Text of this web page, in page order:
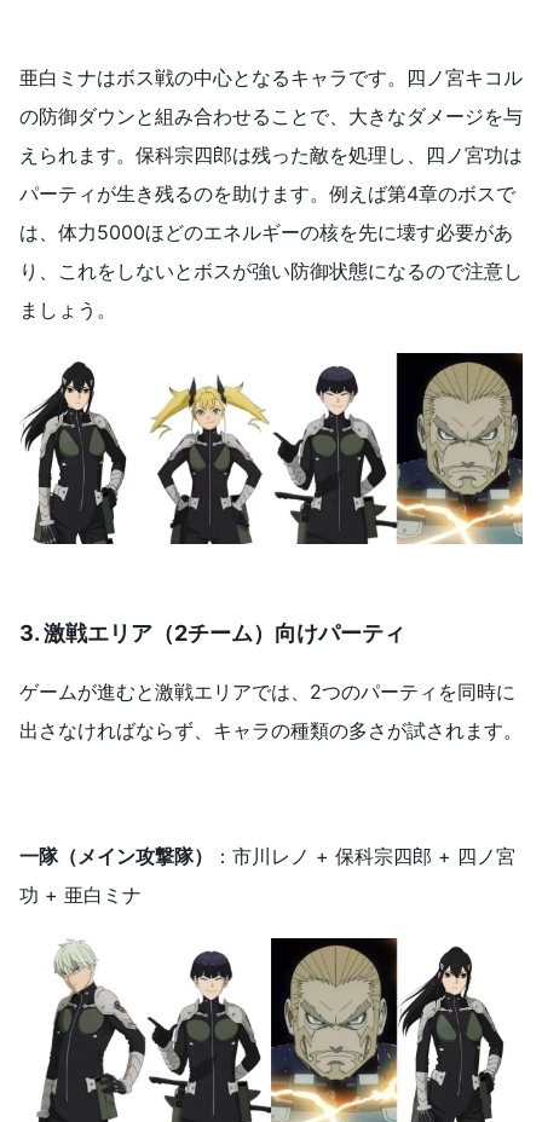
亜白ミナはボス戦の中心となるキャラです。四ノ宮キコル
の防御ダウンと組み合わせることで、大きなダメージを与
えられます。保科宗四郎は残った敵を処理し、四ノ宮功は
パーティが生き残るのを助けます。例えば第4章のボスで
は、体力5000ほどのエネルギーの核を先に壊す必要があ
り、これをしないとボスが強い防御状態になるので注意し
ましょう。
3. 激戦エリア（2チーム）向けパーティ
ゲームが進むと激戦エリアでは、2つのパーティを同時に
出さなければならず、キャラの種類の多さが試されます。
一隊（メイン攻撃隊）
：市川レノ + 保科宗四郎 + 四ノ宮
功 + 亜白ミナ